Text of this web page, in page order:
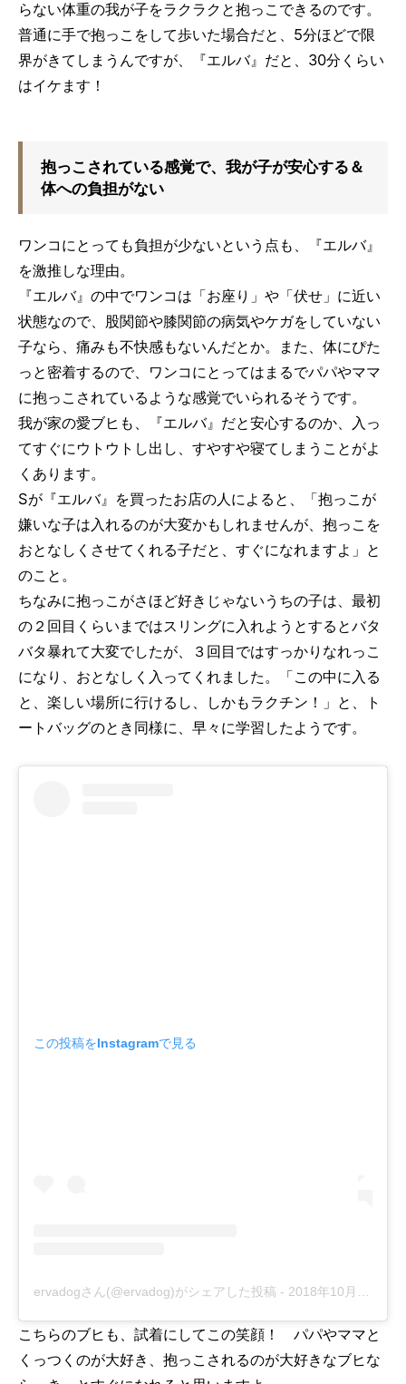
らない体重の我が子をラクラクと抱っこできるのです。
普通に手で抱っこをして歩いた場合だと、5分ほどで限
界がきてしまうんですが、『エルバ』だと、30分くらい
はイケます！
抱っこされている感覚で、我が子が安心する＆
体への負担がない
ワンコにとっても負担が少ないという点も、『エルバ』
を激推しな理由。
『エルバ』の中でワンコは「お座り」や「伏せ」に近い
状態なので、股関節や膝関節の病気やケガをしていない
子なら、痛みも不快感もないんだとか。また、体にぴた
っと密着するので、ワンコにとってはまるでパパやママ
に抱っこされているような感覚でいられるそうです。
我が家の愛ブヒも、『エルバ』だと安心するのか、入っ
てすぐにウトウトし出し、すやすや寝てしまうことがよ
くあります。
Sが『エルバ』を買ったお店の人によると、「抱っこが
嫌いな子は入れるのが大変かもしれませんが、抱っこを
おとなしくさせてくれる子だと、すぐになれますよ」と
のこと。
ちなみに抱っこがさほど好きじゃないうちの子は、最初
の２回目くらいまではスリングに入れようとするとバタ
バタ暴れて大変でしたが、３回目ではすっかりなれっこ
になり、おとなしく入ってくれました。「この中に入る
と、楽しい場所に行けるし、しかもラクチン！」と、ト
ートバッグのとき同様に、早々に学習したようです。
この投稿をInstagramで見る
ervadogさん(@ervadog)がシェアした投稿 - 2018年10月月18日午前3時27分PDT
こちらのブヒも、試着にしてこの笑顔！ パパやママと
くっつくのが大好き、抱っこされるのが大好きなブヒな